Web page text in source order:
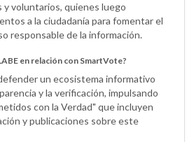
y voluntarios, quienes luego
a la ciudadanía para fomentar el
responsable de la información.
en relación con SmartVote?
un ecosistema informativo
y la verificación, impulsando
con la Verdad" que incluyen
y publicaciones sobre este